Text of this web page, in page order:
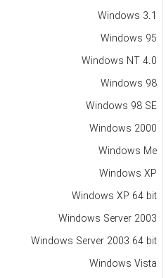
Windows 3.1
Windows 95
Windows NT 4.0
Windows 98
Windows 98 SE
Windows 2000
Windows Me
Windows XP
Windows XP 64 bit
Windows Server 2003
Windows Server 2003 64 bit
Windows Vista